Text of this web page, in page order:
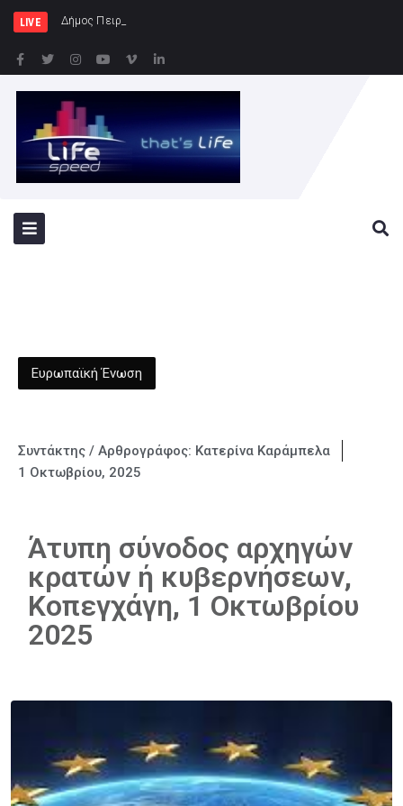
LIVE Δήμος Πειραιά : Συγκέντρωση ειδών
Ευρωπαϊκή Ένωση
Συντάκτης / Αρθρογράφος: Κατερίνα Καράμπελα
1 Οκτωβρίου, 2025
Άτυπη σύνοδος αρχηγών
κρατών ή κυβερνήσεων,
Κοπεγχάγη, 1 Οκτωβρίου
2025